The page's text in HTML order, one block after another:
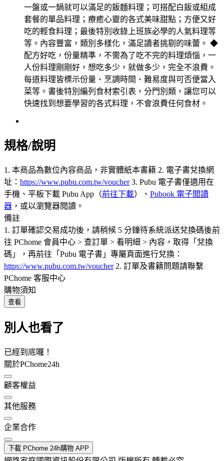
一盤或一鍋就可以滿足的飯麵料理；可搭配白飯或組成
套餐的單品料理；療癒心靈的各式美味甜點；方便又好
吃的輕食料理；最後特別收錄上班族必學的人氣料理等
等。內容豐富，類別多樣化，滿足讀者挑剔的味蕾。 ◆
配方好吃，份量精準，不需為了吃不完的料理煩惱，一
人份料理剛剛好，想吃多少，就做多少，完全不浪費。
每道料理皆標示份量、烹調時間、難易度與可否便當入
菜等。書後特別編列食材索引表，分門別類，讓您可以
快速找到想要學習的各式料理，不會浪費任何食材。
規格/說明
1. 本商品為數位內容商品，非實體紙本書籍 2. 電子書兌換網
址： https://www.pubu.com.tw/voucher3. Pubu 電子書僅適用在
手機、平板下載 Pubu App（前往下載）、 Pubook 電子閱讀
器 ，或以瀏覽器閱讀。
備註
1. 訂單確認交易成功後，請稍候 5 分鐘待系統派送兌換碼後前
往 PChome 會員中心 > 查訂單 > 看明細 > 內容，取得「兌換
碼」，再前往「Pubu 電子書」專屬頁面進行兌換：
https://www.pubu.com.tw/voucher2. 訂單及書籍問題請聯繫
PChome 客服中心
購物須知
查看
別人也看了
已經到底囉！
關於PChome24h
顧客權益
其他服務
企業合作
下載 PChome 24h購物 APP